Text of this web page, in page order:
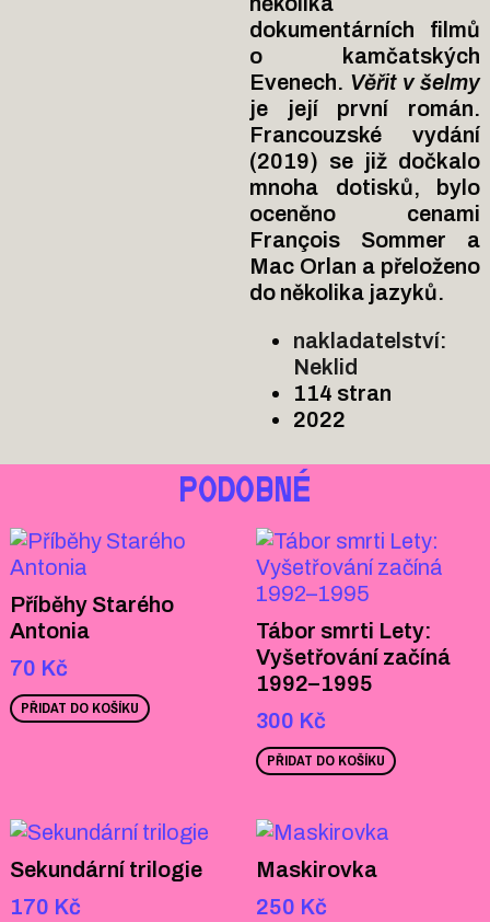
dokumentárních filmů
o kamčatských
Evenech. Věřit v šelmy
je její první román.
Francouzské vydání
(2019) se již dočkalo
mnoha dotisků, bylo
oceněno cenami
François Sommer a
Mac Orlan a přeloženo
do několika jazyků.
nakladatelství:
Neklid
114 stran
2022
PODOBNÉ
Příběhy Starého
Antonia
70 Kč
PŘIDAT DO KOŠÍKU
Tábor smrti Lety:
Vyšetřování začíná
1992–1995
300 Kč
PŘIDAT DO KOŠÍKU
Sekundární trilogie
170 Kč
Maskirovka
250 Kč